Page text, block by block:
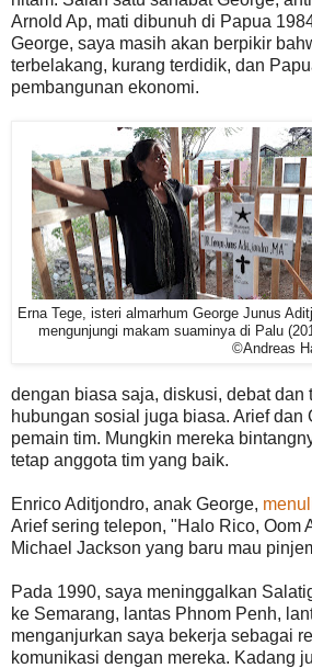
Arnold Ap, mati dibunuh di Papua
George, saya masih akan berpikir
terbelakang, kurang terdidik, dan
pembangunan ekonomi.
Erna Tege, isteri almarhum George Junus
mengunjungi makam suaminya di Palu
©Andreas
dengan biasa saja, diskusi, debat dan
hubungan sosial juga biasa. Arief dan
pemain tim. Mungkin mereka
tetap anggota tim yang baik.
Enrico Aditjondro, anak George,
Arief sering telepon, "Halo Rico, Oom
Michael Jackson yang baru mau
Pada 1990, saya meninggalkan
ke Semarang, lantas Phnom Penh,
menganjurkan saya bekerja sebagai
komunikasi dengan mereka. Kadang